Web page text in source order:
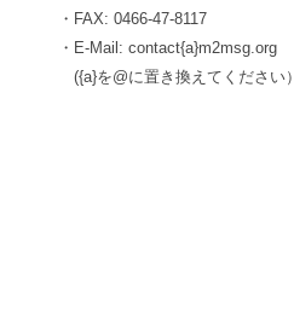
・FAX: 0466-47-8117
・E-Mail: contact{a}m2msg.org
({a}を@に置き換えてください）